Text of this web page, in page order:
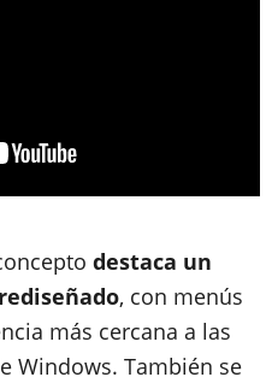
destaca un
, con menús
más cercana a las
Windows. También se